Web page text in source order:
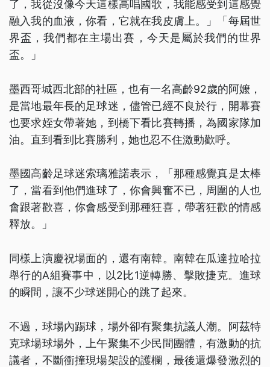
了，我從沒像今天這樣高唱國歌，我能感受到這感覺
融入我的血液，你看，它就在我皮膚上。」「每屆世
界盃，我們都在主場出賽，今天是屬於我們的世界
盃。」
墨西哥城西北部的社區，也有一名高齡92歲的阿嬤，
是當地最年長的足球迷，儘管已經不良於行，開幕賽
也要求姪女帶著她，到橋下看比賽轉播，為國家隊加
油。直到看到比賽勝利，她也忍不住激動歡呼。
墨國高齡足球迷索璃雅諾表示，「那種感覺真是太棒
了，當看到他們進球了，你會興奮不已，周圍的人也
會跟著歡喜，你會感受到那種狂喜，帶著狂歡的情感
釋放。」
同樣上演慶祝場面的，還有南韓。南韓在瓜達拉哈拉
舉行的A組賽事中，以2比1逆轉勝、擊敗捷克。進球
的瞬間，讓不少球迷開心的跳了起來。
不過，球場內踢球，場外卻有聚集抗議人潮。阿茲特
克球場球場外，上午聚集不少民間團體，有激動的抗
議者，不斷衝撞現場架設的護欄，最後還爆發激烈的